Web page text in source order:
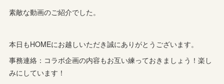
素敵な動画のご紹介でした。
本日もHOMEにお越しいただき誠にありがとうございます。
事務連絡：コラボ企画の内容もお互い練っておきましょう！楽し
みにしています！